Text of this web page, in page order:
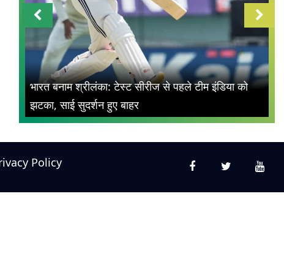
भारत बनाम श्रीलंका: टेस्ट सीरीज से पहले टीम इंडिया को
झटका, साई सुदर्शन हुए बाहर
Policy